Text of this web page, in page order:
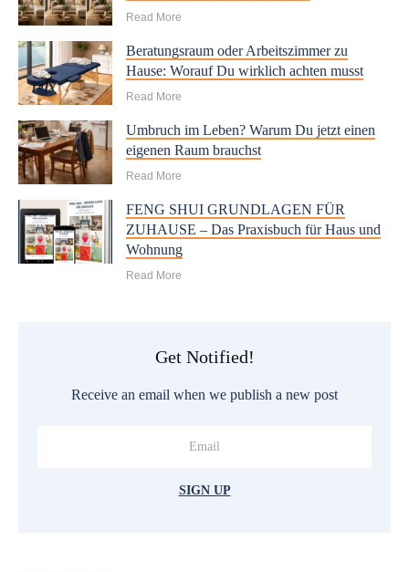
Read More
Beratungsraum oder Arbeitszimmer zu
Hause: Worauf Du wirklich achten musst
Read More
Umbruch im Leben? Warum Du jetzt einen
eigenen Raum brauchst
Read More
FENG SHUI GRUNDLAGEN FÜR
ZUHAUSE – Das Praxisbuch für Haus und
Wohnung
Read More
Get Notified!
Receive an email when we publish a new post
SIGN UP